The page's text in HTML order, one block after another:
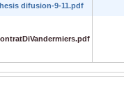
difusion-9-11.pdf